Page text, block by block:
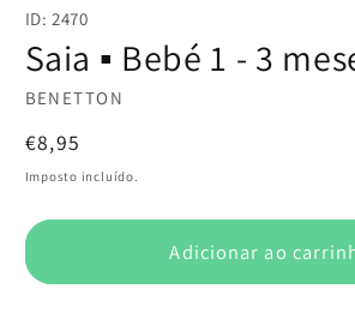
multimédia
em
modal
ID: 2470
Saia ▪️ Bebé 1 - 3
BENETTON
Preço
normal
€8,95
Imposto incluído.
Adicionar ao